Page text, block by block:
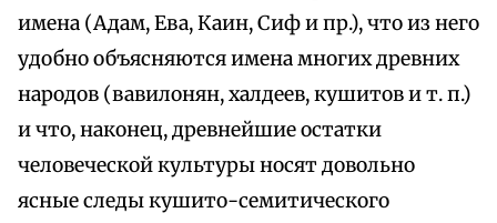
имена (Адам, Ева, Каин, Сиф и пр.), что из него
удобно объясняются имена многих древних
народов (вавилонян, халдеев, кушитов и т. п.)
и что, наконец, древнейшие остатки
человеческой культуры носят довольно
ясные следы кушито-семитического